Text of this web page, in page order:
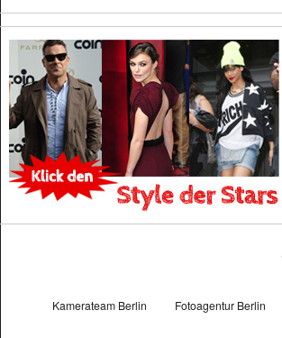
Kamerateam Berlin Fotoagentur Berlin